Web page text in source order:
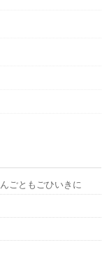
ごともごひいきに